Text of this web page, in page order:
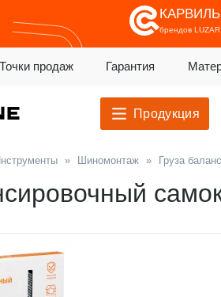
брендов
Точки продаж Гарантия
Продукция
» Шиномонтаж » Груза